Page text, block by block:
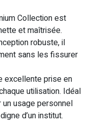
Collection est
et maîtrisée.
robuste, il
sans les fissurer
excellente prise en
utilisation. Idéal
usage personnel
d’un institut.